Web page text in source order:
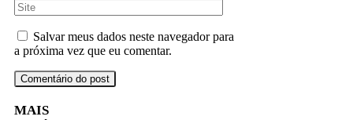
Salvar meus dados neste navegador para
a próxima vez que eu comentar.
MAIS